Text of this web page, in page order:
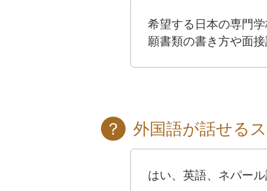
希望する日本の専門
願書類の書き方や面
外国語が話せる
はい、英語、ネパー